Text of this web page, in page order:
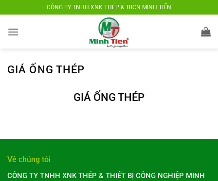
nội
CÔNG TY TNHH XNK THÉP & TBCN MINH TIẾN
GIÁ ỐNG THÉP
GIÁ ỐNG THÉP
Về chúng tôi
CÔNG TY TNHH XNK THÉP & THIẾT BỊ CÔNG NGHIỆP MINH